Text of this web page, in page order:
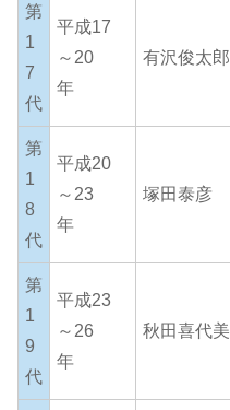
第
1
7
代
平成17
～20
年
有沢俊太郎
第
1
8
代
平成20
～23
年
塚田泰彦
第
1
9
代
平成23
～26
年
秋田喜代美